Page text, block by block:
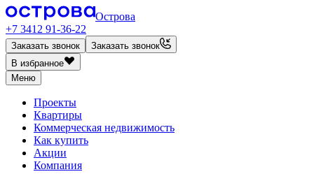
Острова
+7 3412 91-36-22
Заказать звонок
Заказать звонок
В избранное
Меню
Проекты
Квартиры
Коммерческая недвижимость
Как купить
Акции
Компания